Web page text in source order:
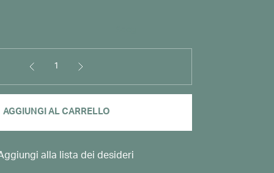
1
AGGIUNGI AL CARRELLO
alla lista dei desideri